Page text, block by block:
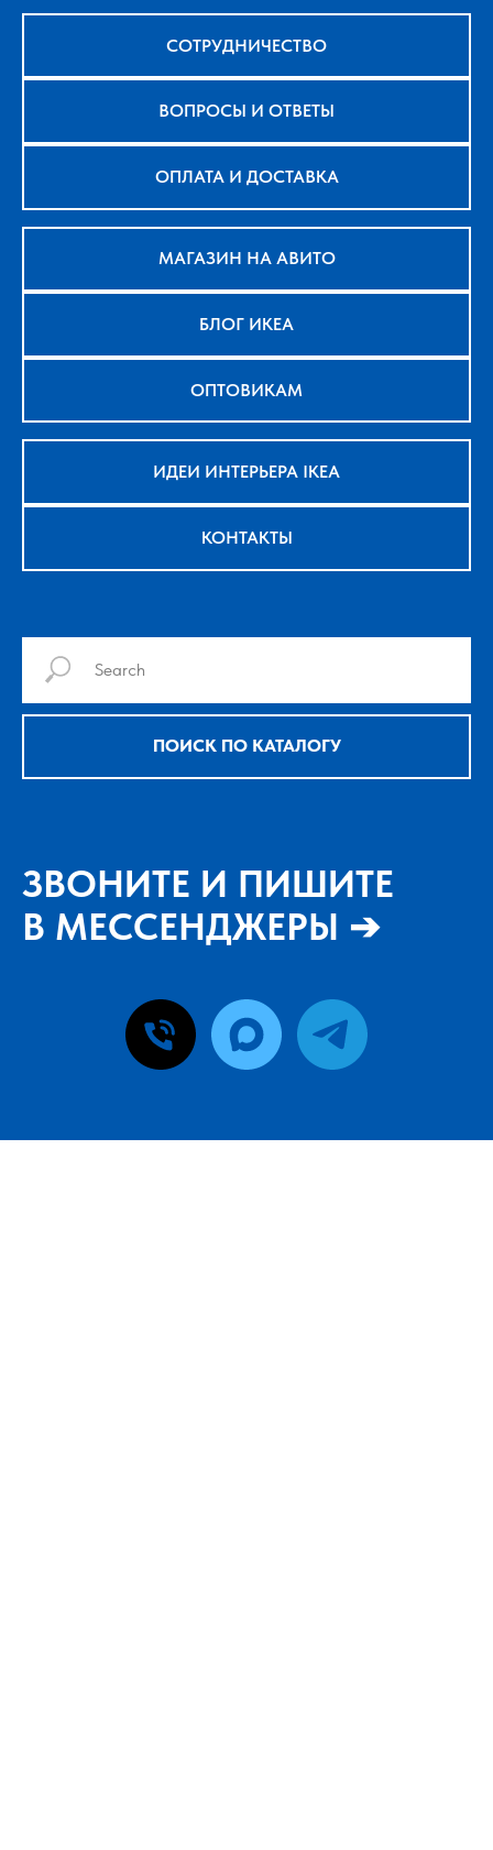
СОТРУДНИЧЕСТВО
ВОПРОСЫ И ОТВЕТЫ
ОПЛАТА И ДОСТАВКА
МАГАЗИН НА АВИТО
БЛОГ ИКЕА
ОПТОВИКАМ
ИДЕИ ИНТЕРЬЕРА IKEA
КОНТАКТЫ
ПОИСК ПО КАТАЛОГУ
ЗВОНИТЕ И ПИШИТЕ
В МЕССЕНДЖЕРЫ ➔